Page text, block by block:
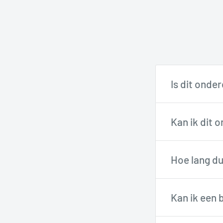
Is dit
Onze
via
Kan ik dit
Veel
Onze
Hoe lang
Besteld voor
werkdagen
Kan ik een
Ja, je hebt